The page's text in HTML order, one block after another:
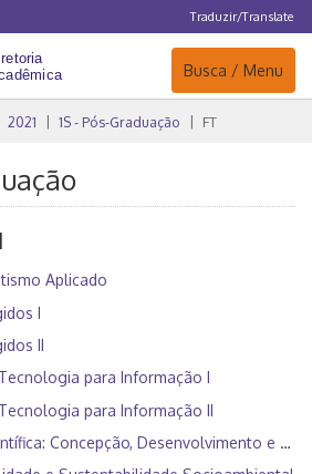
Traduzir/Translate
Navegação
Busca / Menu
2021 1S - Pós-Graduação FT
Aplicado
I
II
para Informação I
para Informação II
Concepção, Desenvolvimento e Publicação